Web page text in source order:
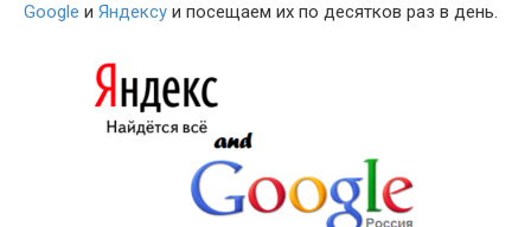
Google и Яндексу и посещаем их по десятков раз в день.